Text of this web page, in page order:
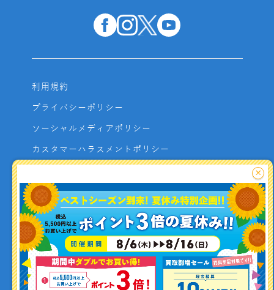
釣り情報を
投稿する
利用規約
プライバシーポリシー
ソーシャルメディアポリシー
カスタマーハラスメントポリシー
よくあるご質問
お問い合わせ
利用者資金の保全方法
×